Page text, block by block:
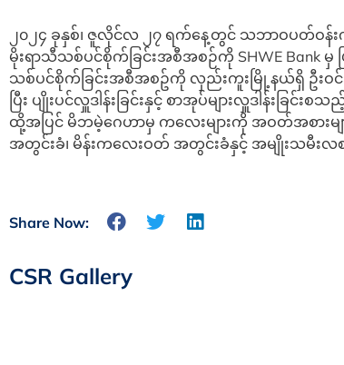
၂၀၂၄ ခုနှစ်၊ ဇူလိုင်လ ၂၇ ရက်နေ့တွင် သဘာဝပတ်ဝန်း
မိုးရာသီသစ်ပင်စိုက်ခြင်းအစီအစဉ်ကို SHWE Bank မှ
သစ်ပင်စိုက်ခြင်းအစီအစဥ်ကို လှည်းကူးမြို့နယ်ရှိ ဦးဝ
ပြီး ပျိုးပင်လှူဒါန်းခြင်းနှင့် စာအုပ်များလှူဒါန်းခြင်
ထို့အပြင် မိဘမဲ့‌ဂေဟာမှ ကလေးများကို အဝတ်အစားမျ
အတွင်းခံ၊ မိန်းကလေးဝတ် အတွင်းခံနှင့် အမျိုးသမီးလ
Share Now:
CSR Gallery